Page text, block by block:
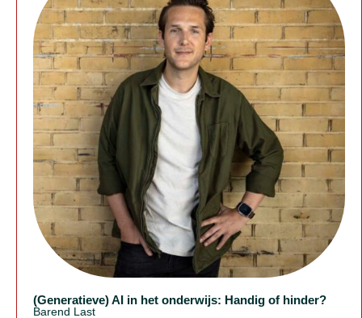
(Generatieve) AI in het onderwijs: Handig of hinder?
Barend Last